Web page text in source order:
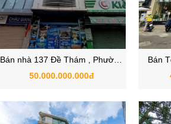
Bán nhà 137 Đề Thám , Phường
Cô Giang , Quận 1 , TPHCM
50.000.000.000đ
Bán
Đạo ,